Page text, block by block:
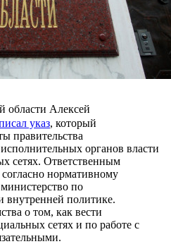
области Алексей
указ, который
правительства
органов власти
сетях. Ответственным
нормативному
министерство по
политике.
о том, как вести
сетях и по работе с